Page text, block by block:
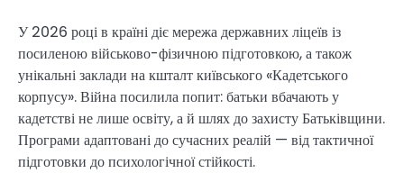
У 2026 році в країні діє мережа державних ліцеїв із
посиленою військово-фізичною підготовкою, а також
унікальні заклади на кшталт київського «Кадетського
корпусу». Війна посилила попит: батьки вбачають у
кадетстві не лише освіту, а й шлях до захисту Батьківщини.
Програми адаптовані до сучасних реалій — від тактичної
підготовки до психологічної стійкості.